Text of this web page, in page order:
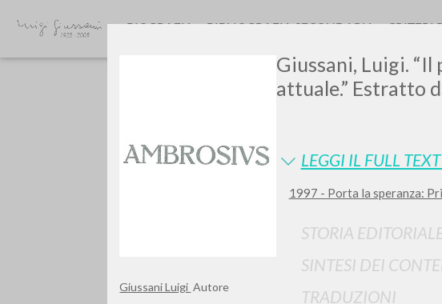
Giussani Luigi Autore
Giussani, Luigi.
attuale.” Estratto
LEGGI IL FULL
1997 - Porta la speranza:
STORIA
SINTESI DEI
TRADUZIONI
BIOGRAFIA BIBLIOGRAFIA SECONDARIA CRITERI
Vuoi risultati
0